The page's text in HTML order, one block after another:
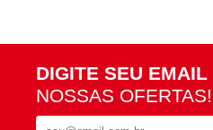
DIGITE SEU EMAIL
NOSSAS OFERTAS!